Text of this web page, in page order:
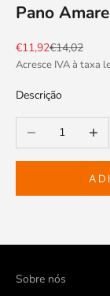
Pano
Preço promocional
€11,92Preço normal
€14,02
Acresce IVA à taxa
Descrição
Diminuir a
Sobre nós